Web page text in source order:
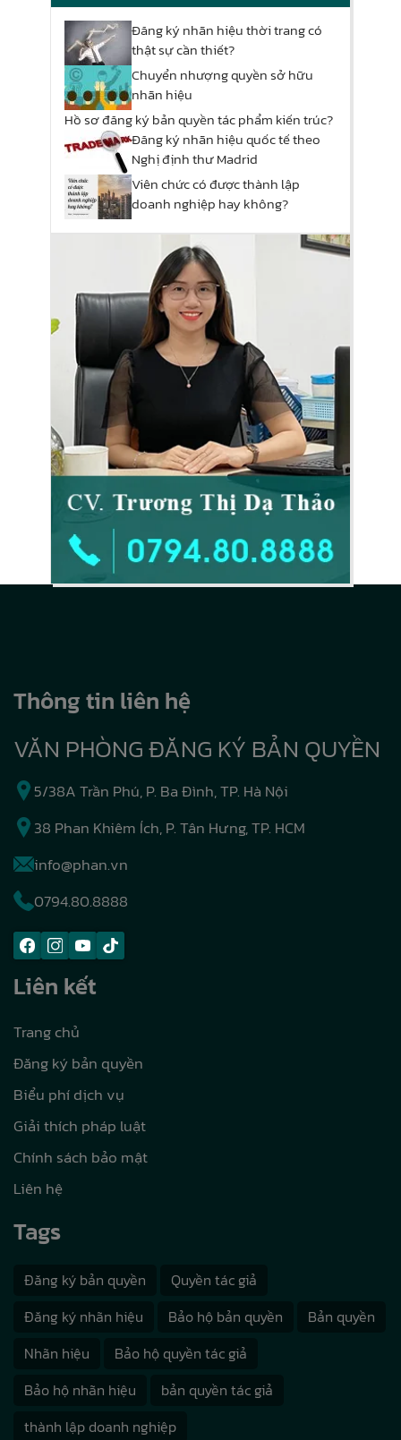
Đăng ký nhãn hiệu thời trang có
thật sự cần thiết?
Chuyển nhượng quyền sở hữu
nhãn hiệu
Hồ sơ đăng ký bản quyền tác phẩm kiến trúc?
Đăng ký nhãn hiệu quốc tế theo
Nghị định thư Madrid
Viên chức có được thành lập
doanh nghiệp hay không?
Thông tin liên hệ
VĂN PHÒNG ĐĂNG KÝ BẢN QUYỀN
5/38A Trần Phú, P. Ba Đình, TP. Hà Nội
38 Phan Khiêm Ích, P. Tân Hưng, TP. HCM
info@phan.vn
0794.80.8888
Liên kết
Trang chủ
Đăng ký bản quyền
Biểu phí dịch vụ
Giải thích pháp luật
Chính sách bảo mật
Liên hệ
Tags
Đăng ký bản quyền
Quyền tác giả
Đăng ký nhãn hiệu
Bảo hộ bản quyền
Bản quyền
Nhãn hiệu
Bảo hộ quyền tác giả
Bảo hộ nhãn hiệu
bản quyền tác giả
thành lập doanh nghiệp